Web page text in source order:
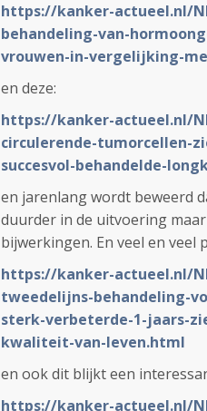
https://kanker-actueel.nl/
behandeling-van-
vrouwen-in-vergelijking-
en deze:
https://kanker-actueel.nl/
circulerende-tumorcellen-
succesvol-behandelde-
en jarenlang wordt beweerd
duurder in de uitvoering
bijwerkingen. En veel en veel
https://kanker-actueel.nl/
tweedelijns-behandeling-
sterk-verbeterde-1-jaars-
kwaliteit-van-leven.html
en ook dit blijkt een
https://kanker-actueel.nl/